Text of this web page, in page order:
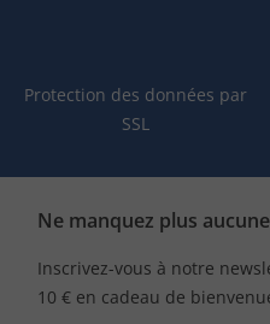
Protection des données par
SSL
Ne manquez plus
Inscrivez-vous à notre
10 € en cadeau de